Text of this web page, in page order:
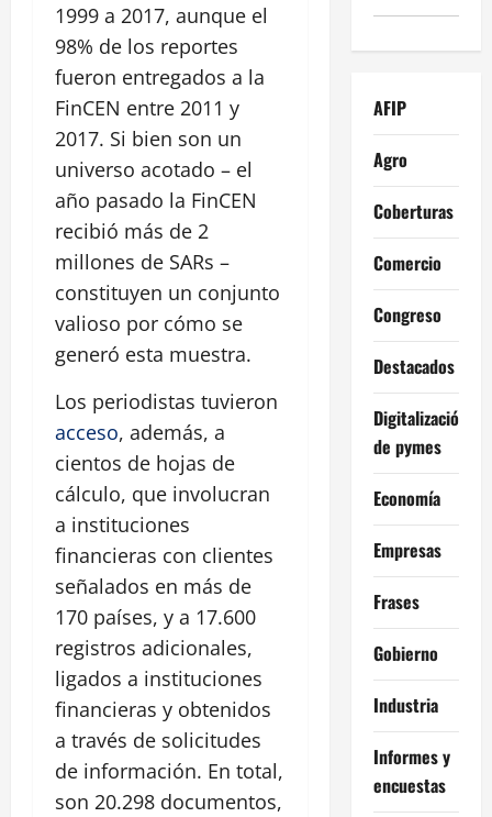
1999 a 2017, aunque el
98% de los reportes
fueron entregados a la
FinCEN entre 2011 y
2017. Si bien son un
universo acotado – el
año pasado la FinCEN
recibió más de 2
millones de SARs –
constituyen un conjunto
valioso por cómo se
generó esta muestra.
Los periodistas tuvieron
acceso, además, a
cientos de hojas de
cálculo, que involucran
a instituciones
financieras con clientes
señalados en más de
170 países, y a 17.600
registros adicionales,
ligados a instituciones
financieras y obtenidos
a través de solicitudes
de información. En total,
son 20.298 documentos,
AFIP
Agro
Coberturas
Comercio
Congreso
Destacados
Digitalización
de pymes
Economía
Empresas
Frases
Gobierno
Industria
Informes y
encuestas